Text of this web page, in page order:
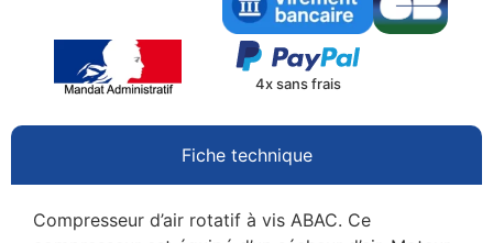
4x sans frais
Fiche technique
Compresseur d’air rotatif à vis ABAC. Ce